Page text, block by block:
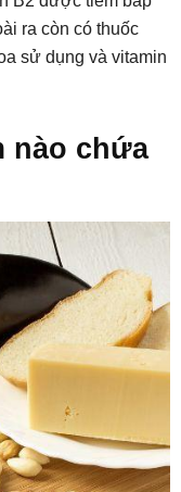
ra còn có thuốc
sử dụng và vitamin
nào chứa